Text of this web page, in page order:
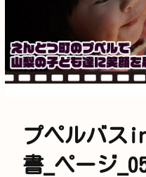
プペルバス
書_ページ